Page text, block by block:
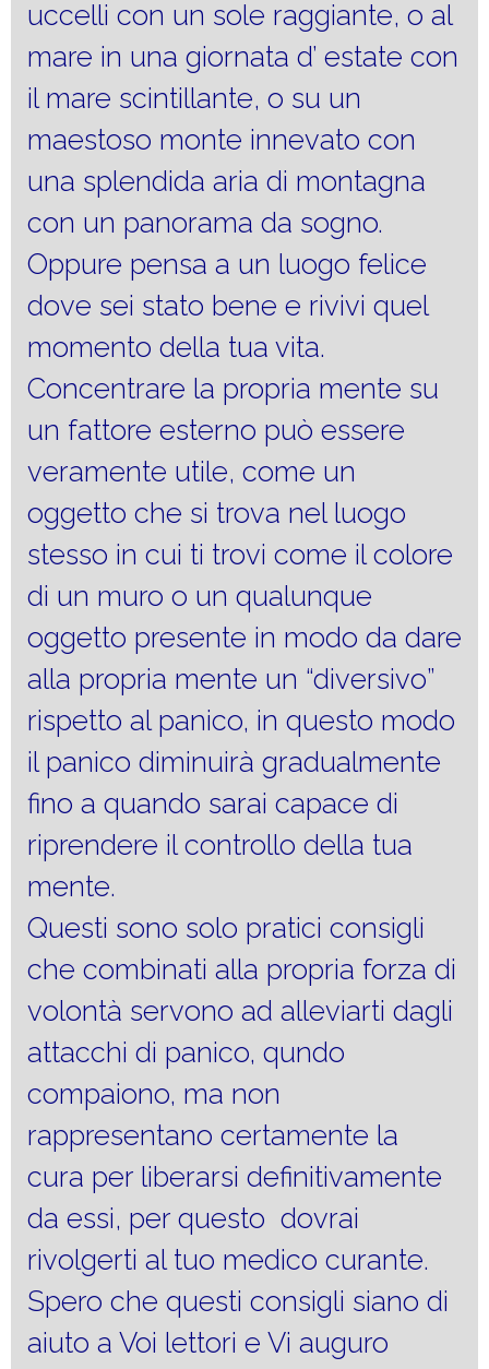
uccelli con un sole raggiante, o al
mare in una giornata d’ estate con
il mare scintillante, o su un
maestoso monte innevato con
una splendida aria di montagna
con un panorama da sogno.
Oppure pensa a un luogo felice
dove sei stato bene e rivivi quel
momento della tua vita.
Concentrare la propria mente su
un fattore esterno può essere
veramente utile, come un
oggetto che si trova nel luogo
stesso in cui ti trovi come il colore
di un muro o un qualunque
oggetto presente in modo da dare
alla propria mente un “diversivo”
rispetto al panico, in questo modo
il panico diminuirà gradualmente
fino a quando sarai capace di
riprendere il controllo della tua
mente.
Questi sono solo pratici consigli
che combinati alla propria forza di
volontà servono ad alleviarti dagli
attacchi di panico, qundo
compaiono, ma non
rappresentano certamente la
cura per liberarsi definitivamente
da essi, per questo dovrai
rivolgerti al tuo medico curante.
Spero che questi consigli siano di
aiuto a Voi lettori e Vi auguro